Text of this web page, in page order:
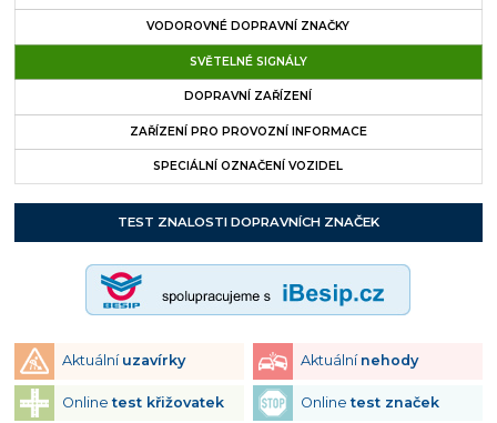
VODOROVNÉ DOPRAVNÍ ZNAČKY
SVĚTELNÉ SIGNÁLY
DOPRAVNÍ ZAŘÍZENÍ
ZAŘÍZENÍ PRO PROVOZNÍ INFORMACE
SPECIÁLNÍ OZNAČENÍ VOZIDEL
TEST ZNALOSTI DOPRAVNÍCH ZNAČEK
Aktuální uzavírky Aktuální nehody
Onlinetest křižovatek Onlinetest značek